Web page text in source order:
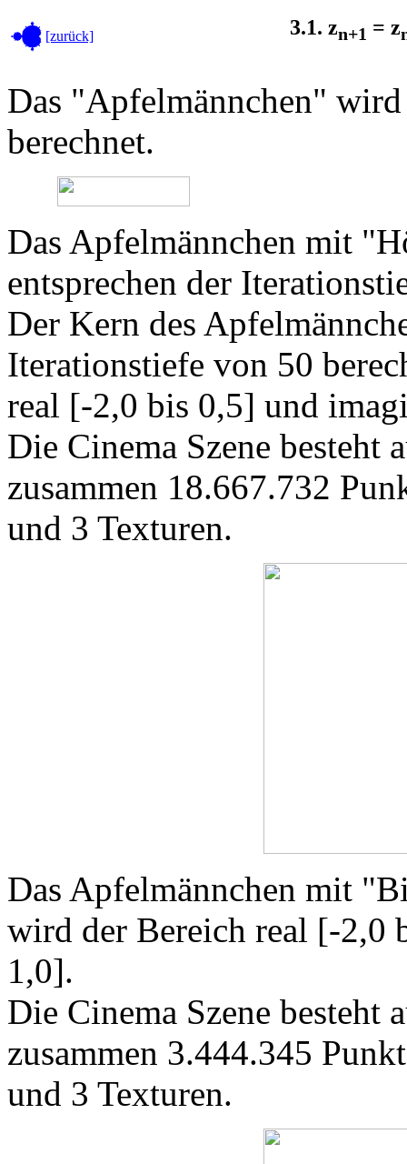
[zurück] 3.1. zn+1 = z
Das "Apfelmännchen"
berechnet.
Das Apfelmännchen mit
entsprechen der
Der Kern des
Iterationstiefe von 50
real [-2,0 bis 0,5] und
Die Cinema Szene besteht
zusammen 18.667.732
und 3 Texturen.
Das Apfelmännchen mit
wird der Bereich real [-2,0
1,0].
Die Cinema Szene besteht
zusammen 3.444.345
und 3 Texturen.